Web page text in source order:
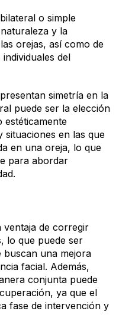
o simple
y la
orejas, así como de
del
simetría en la
puede ser la elección
estéticamente
situaciones en las que
en una oreja, lo que
para abordar
ventaja de corregir
lo que puede ser
buscan una mejora
facial. Además,
conjunta puede
ya que el
fase de intervención y